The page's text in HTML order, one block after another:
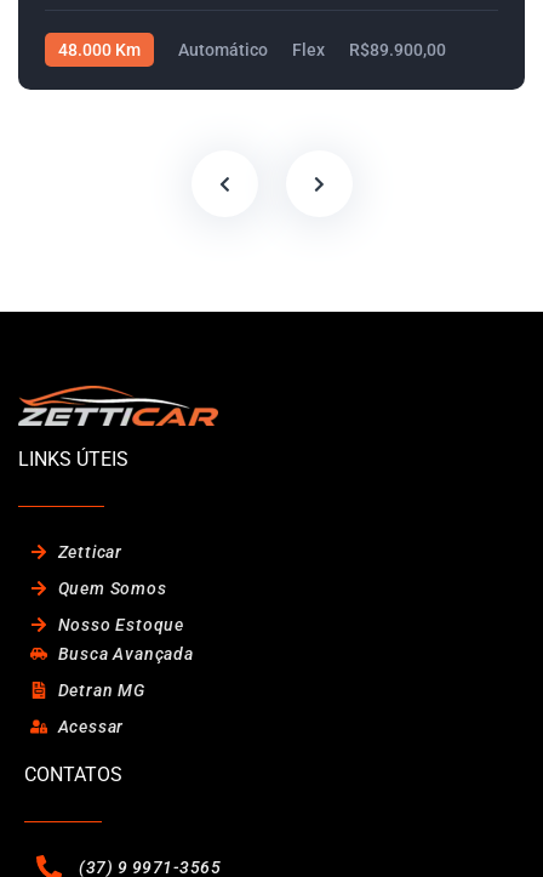
48.000 Km Automático Flex R$89.900,00
LINKS ÚTEIS
Zetticar
Quem Somos
Nosso Estoque
Busca Avançada
Detran MG
Acessar
CONTATOS
(37) 9 9971-3565